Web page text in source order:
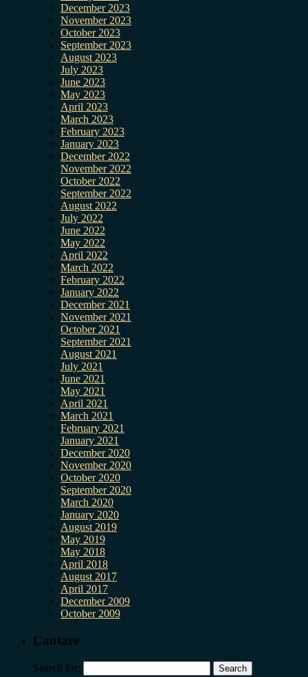
December 2023
November 2023
October 2023
September 2023
August 2023
July 2023
June 2023
May 2023
April 2023
March 2023
February 2023
January 2023
December 2022
November 2022
October 2022
September 2022
August 2022
July 2022
June 2022
May 2022
April 2022
March 2022
February 2022
January 2022
December 2021
November 2021
October 2021
September 2021
August 2021
July 2021
June 2021
May 2021
April 2021
March 2021
February 2021
January 2021
December 2020
November 2020
October 2020
September 2020
March 2020
January 2020
August 2019
May 2019
May 2018
April 2018
August 2017
April 2017
December 2009
October 2009
Cautare
Search for: